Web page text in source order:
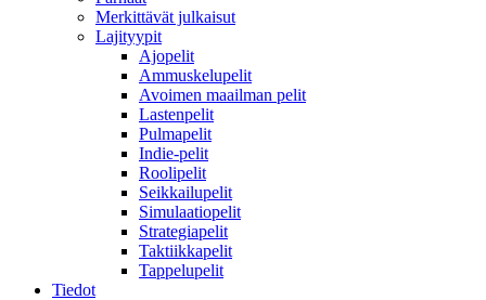
Merkittävät julkaisut
Lajityypit
Ajopelit
Ammuskelupelit
Avoimen maailman pelit
Lastenpelit
Pulmapelit
Indie-pelit
Roolipelit
Seikkailupelit
Simulaatiopelit
Strategiapelit
Taktiikkapelit
Tappelupelit
Tiedot